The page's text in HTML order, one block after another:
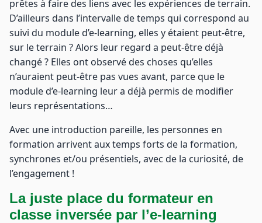
prêtes à faire des liens avec les expériences de terrain.
D’ailleurs dans l’intervalle de temps qui correspond au
suivi du module d’e-learning, elles y étaient peut-être,
sur le terrain ? Alors leur regard a peut-être déjà
changé ? Elles ont observé des choses qu’elles
n’auraient peut-être pas vues avant, parce que le
module d’e-learning leur a déjà permis de modifier
leurs représentations…
Avec une introduction pareille, les personnes en
formation arrivent aux temps forts de la formation,
synchrones et/ou présentiels, avec de la curiosité, de
l’engagement !
La juste place du formateur en
classe inversée par l’e-learning